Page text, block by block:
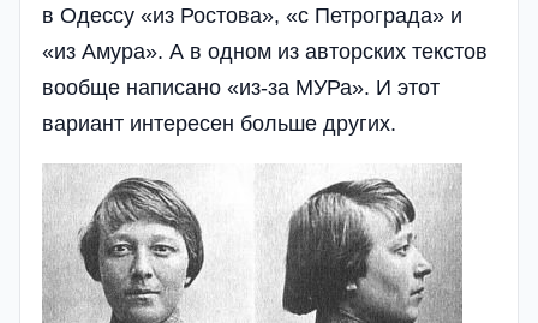
в Одессу «из Ростова», «с Петрограда» и
«из Амура». А в одном из авторских текстов
вообще написано «из-за МУРа». И этот
вариант интересен больше других.